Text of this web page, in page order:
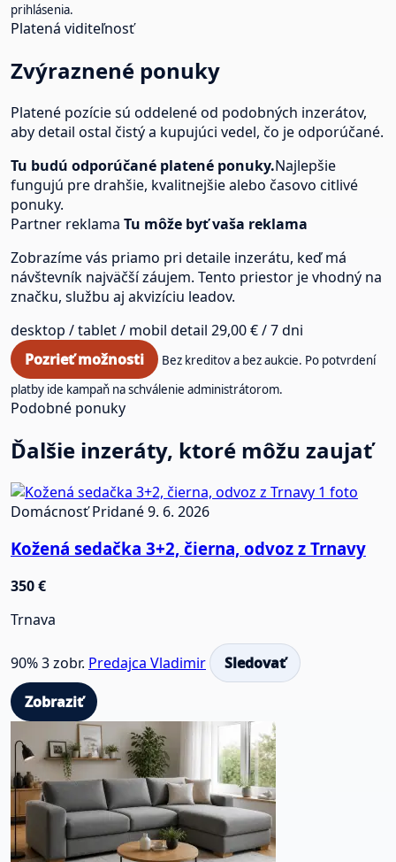
prihlásenia.
Platená viditeľnosť
Zvýraznené ponuky
Platené pozície sú oddelené od podobných inzerátov,
aby detail ostal čistý a kupujúci vedel, čo je odporúčané.
Tu budú odporúčané platené ponuky.Najlepšie
fungujú pre drahšie, kvalitnejšie alebo časovo citlivé
ponuky.
Partner reklama Tu môže byť vaša reklama
Zobrazíme vás priamo pri detaile inzerátu, keď má
návštevník najväčší záujem. Tento priestor je vhodný na
značku, službu aj akvizíciu leadov.
desktop / tablet / mobil detail 29,00 € / 7 dni
Pozrieť možnosti
Bez kreditov a bez aukcie. Po potvrdení
platby ide kampaň na schválenie administrátorom.
Podobné ponuky
Ďalšie inzeráty, ktoré môžu zaujať
1 foto
Domácnosť Pridané 9. 6. 2026
Kožená sedačka 3+2, čierna, odvoz z Trnavy
350 €
Trnava
90%3 zobr. Predajca Vladimir
Sledovať
Zobraziť